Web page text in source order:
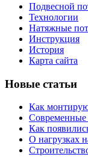
Подвесной
Технологии
Натяжные
Инструкция
История
Карта сайта
Новые статьи
Как
Современные
Как
О нагрузках